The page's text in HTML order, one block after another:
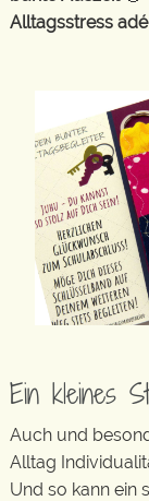
Alltagsstress
Ein kleines
Auch und
Alltag
Und so kann ein